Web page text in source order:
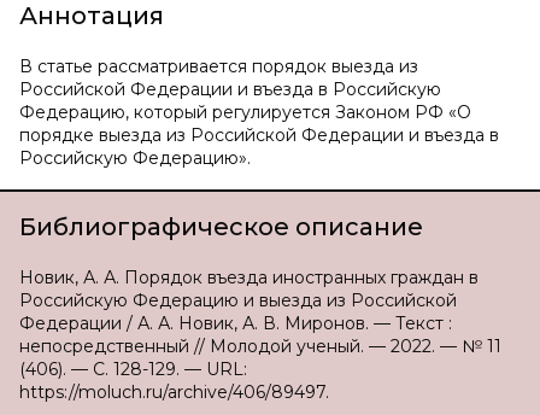
Аннотация
В статье рассматривается порядок выезда из
Российской Федерации и въезда в Российскую
Федерацию, который регулируется Законом РФ «О
порядке выезда из Российской Федерации и въезда в
Российскую Федерацию».
Библиографическое описание
Новик, А. А. Порядок въезда иностранных граждан в
Российскую Федерацию и выезда из Российской
Федерации / А. А. Новик, А. В. Миронов. — Текст :
непосредственный // Молодой ученый. — 2022. — № 11
(406). — С. 128-129. — URL:
https://moluch.ru/archive/406/89497.